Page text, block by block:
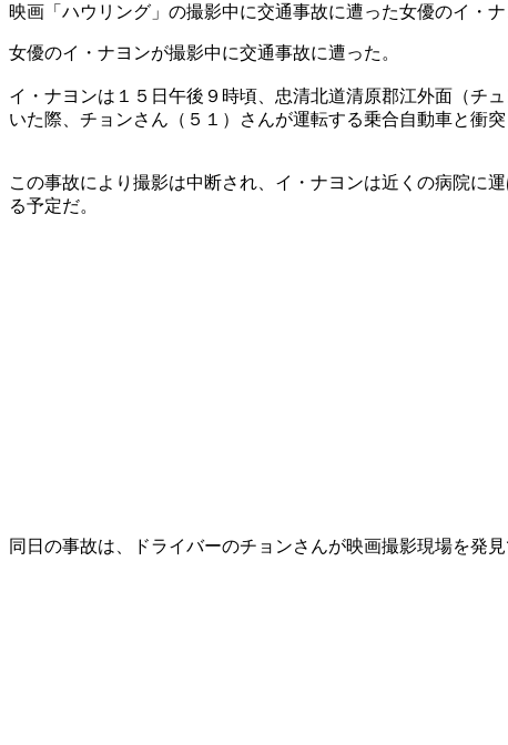
映画「ハウリング」の撮影中に交通事故に遭った女優のイ・ナ
女優のイ・ナヨンが撮影中に交通事故に遭った。
イ・ナヨンは１５日午後９時頃、忠清北道清原郡江外面（チ
いた際、チョンさん（５１）さんが運転する乗合自動車と衝突
この事故により撮影は中断され、イ・ナヨンは近くの病院に
る予定だ。
同日の事故は、ドライバーのチョンさんが映画撮影現場を発